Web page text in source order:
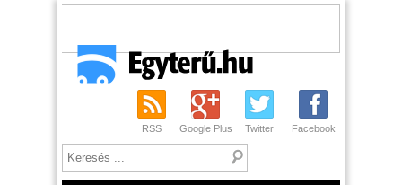
RSS Google Plus Twitter Facebook